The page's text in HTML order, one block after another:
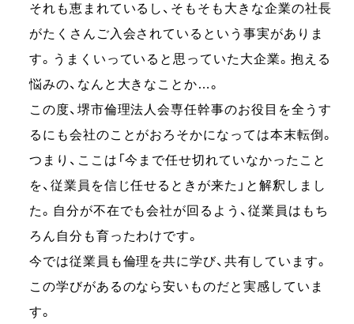
それも恵まれているし、そもそも大きな企業の社長
がたくさんご入会されているという事実がありま
す。うまくいっていると思っていた大企業。抱える
悩みの、なんと大きなことか…。
この度、堺市倫理法人会専任幹事のお役目を全うす
るにも会社のことがおろそかになっては本末転倒。
つまり、ここは「今まで任せ切れていなかったこと
を、従業員を信じ任せるときが来た」と解釈しまし
た。自分が不在でも会社が回るよう、従業員はもち
ろん自分も育ったわけです。
今では従業員も倫理を共に学び、共有しています。
この学びがあるのなら安いものだと実感していま
す。